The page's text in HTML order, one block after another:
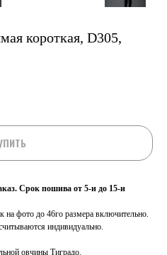
короткая, D305,
Срок пошива от 5-и до 15-и
на фото до 46го размера включительно.
индивидуально.
овчины Тиградо.